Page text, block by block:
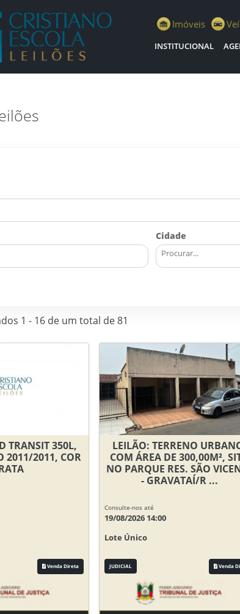
Imóveis
INSTITUCIONAL
Cidade
1 - 16 de um total de 81
TRANSIT 350L,
2011/2011, COR
Venda Direta
LEILÃO: TERRENO
COM ÁREA DE 300,00M²,
NO PARQUE RES. SÃO
- GRAVATAÍ/R ...
Consulte-nos até
19/08/2026 14:00
Lote Único
JUDICIAL Venda